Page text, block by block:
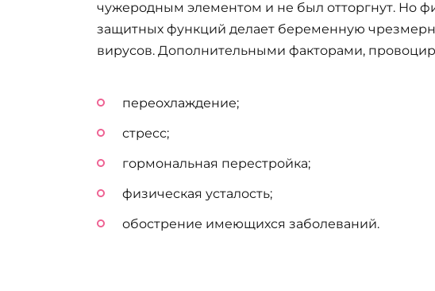
чужеродным элементом и не был отторгнут. Но
защитных функций делает беременную
вирусов. Дополнительными факторами,
переохлаждение;
стресс;
гормональная перестройка;
физическая усталость;
обострение имеющихся заболеваний.